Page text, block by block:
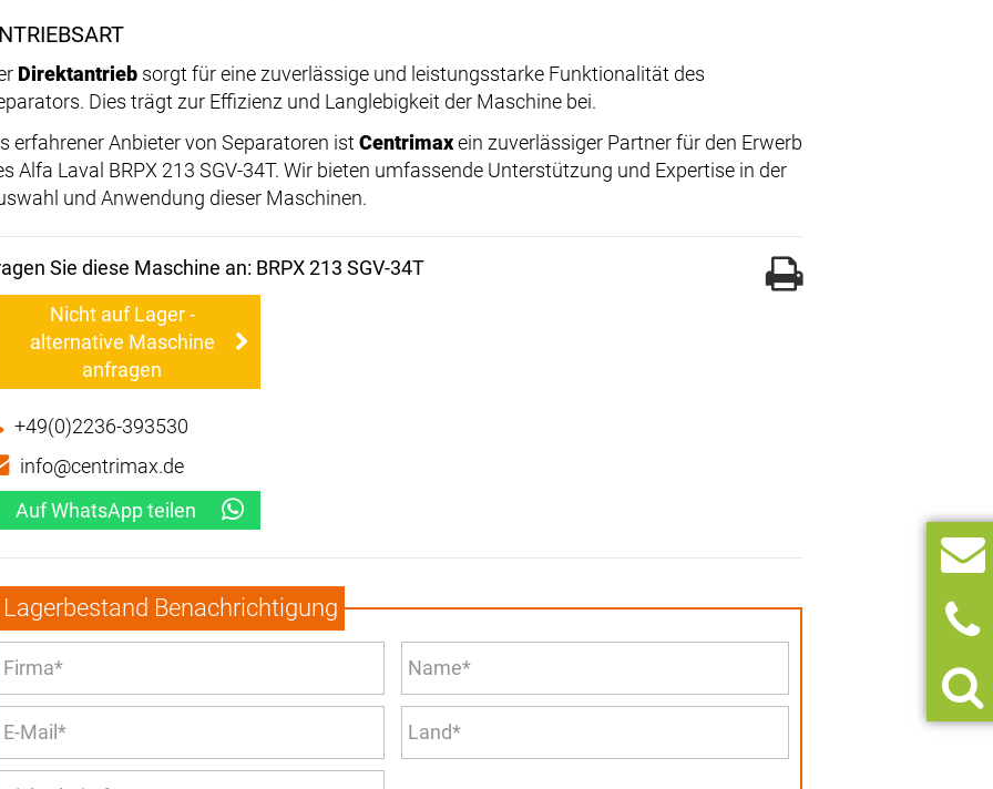
Direktantrieb sorgt für eine zuverlässige und leistungsstarke Funktionalität des
Dies trägt zur Effizienz und Langlebigkeit der Maschine bei.
erfahrener Anbieter von Separatoren istCentrimaxein zuverlässiger Partner für den Erwerb
Alfa Laval BRPX 213 SGV-34T. Wir bieten umfassende Unterstützung und Expertise in der
und Anwendung dieser Maschinen.
Sie diese Maschine an: BRPX 213 SGV-34T
Nicht auf Lager -
alternative Maschine
anfragen
+49(0)2236-393530
info@centrimax.de
Auf WhatsApp teilen
Lagerbestand Benachrichtigung